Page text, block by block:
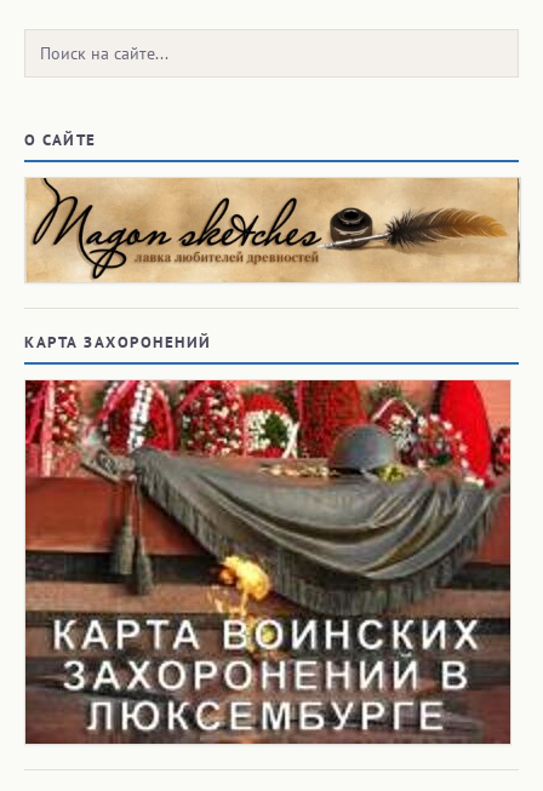
Поиск:
О САЙТЕ
КАРТА ЗАХОРОНЕНИЙ